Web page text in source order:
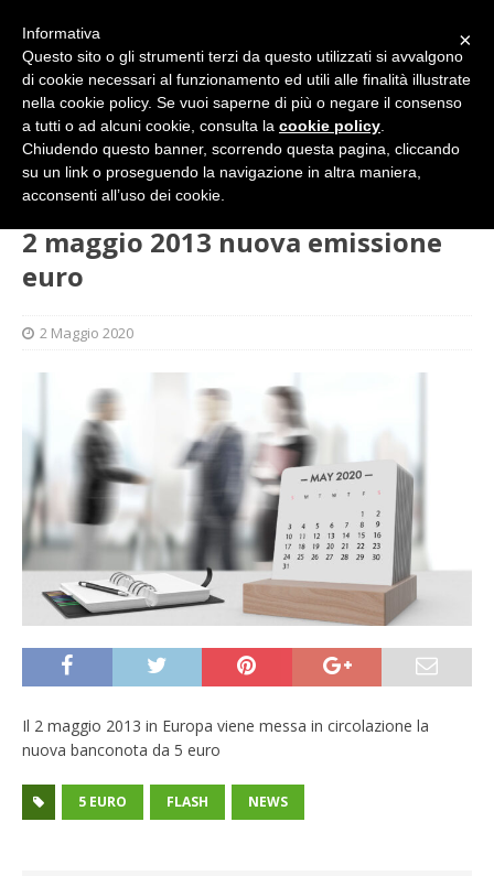
FLASH 2 maggio 2013 nuova emissione euro
2 maggio 2013 nuova emissione
euro
2 Maggio 2020
Il 2 maggio 2013 in Europa viene messa in circolazione la
nuova banconota da 5 euro
5 EURO FLASH NEWS
×
Informativa
Questo sito o gli strumenti terzi da questo utilizzati si avvalgono
di cookie necessari al funzionamento ed utili alle finalità illustrate
nella cookie policy. Se vuoi saperne di più o negare il consenso
a tutti o ad alcuni cookie, consulta la cookie policy
Chiudendo questo banner, scorrendo questa pagina, cliccando
su un link o proseguendo la navigazione in altra maniera,
acconsenti all’uso dei cookie.